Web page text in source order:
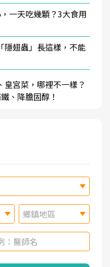
一天吃幾顆？3大食用
隱翅蟲」長這樣，不能
宮菜，哪裡不一樣？
、降膽固醇！
鄉鎮地區